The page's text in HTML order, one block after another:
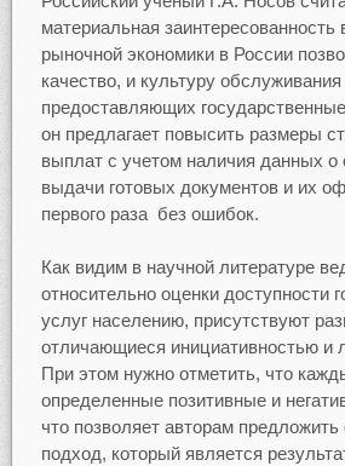
материальная заинтересованность
рыночной экономики в России
качество, и культуру
предоставляющих
он предлагает повысить размеры
выплат с учетом наличия данных о
выдачи готовых документов и их
первого раза без ошибок.
Как видим в научной литературе
относительно оценки доступности
услуг населению, присутствуют
отличающиеся инициативностью и
При этом нужно отметить, что
определенные позитивные и
что позволяет авторам
подход, который является